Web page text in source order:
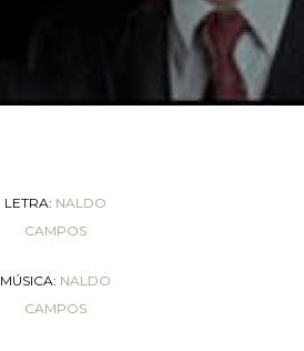
LETRA: NALDO
CAMPOS
MÚSICA: NALDO
CAMPOS